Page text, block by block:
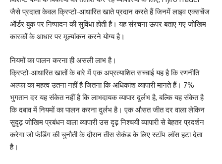
जैसे प्रदाता केवल क्रिप्टो-आधारित खाते प्रदान करते हैं जिनमें लाइव एक्सचेंज
ऑर्डर बुक पर निष्पादन की सुविधा होती है। यह संरचना ऊपर बताए गए जोखिम
कारकों के आधार पर मूल्यांकन करने योग्य है।
नियमों का पालन करना ही असली लाभ है।
क्रिप्टो-आधारित खातों के बारे में एक अप्रत्याशित सच्चाई यह है कि रणनीति
अल्फा का महत्व उतना नहीं है जितना कि अधिकांश व्यापारी मानते हैं। 7%
भुगतान दर यह संकेत नहीं है कि लाभदायक व्यापार दुर्लभ है, बल्कि यह संकेत है
कि दबाव में नियमों का पालन करना दुर्लभ है। एक औसत जीत दर वाला लेकिन
सुदृढ़ जोखिम प्रबंधन वाला व्यापारी उस दृढ़ निश्चयी व्यापारी से बेहतर प्रदर्शन
करेगा जो फंडिंग की चुनौती के दौरान तीस सेकंड के लिए स्टॉप-लॉस हटा देता
है।